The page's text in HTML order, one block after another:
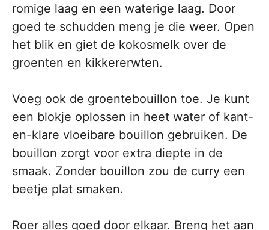
romige laag en een waterige laag. Door
goed te schudden meng je die weer. Open
het blik en giet de kokosmelk over de
groenten en kikkererwten.
Voeg ook de groentebouillon toe. Je kunt
een blokje oplossen in heet water of kant-
en-klare vloeibare bouillon gebruiken. De
bouillon zorgt voor extra diepte in de
smaak. Zonder bouillon zou de curry een
beetje plat smaken.
Roer alles goed door elkaar. Breng het aan